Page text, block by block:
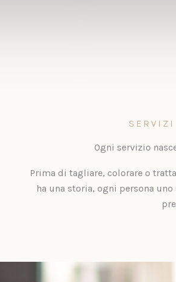
Ogni servizio
Prima di tagliare, colorare o
ha una storia, ogni persona